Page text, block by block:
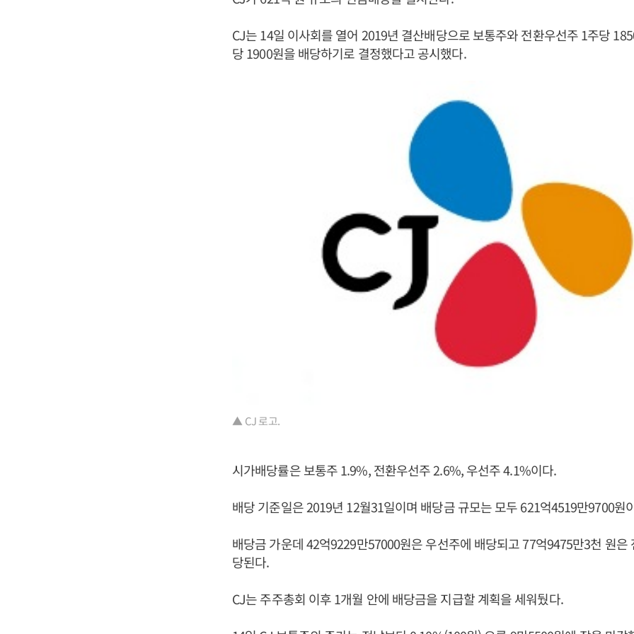
CJ는 14일 이사회를 열어 2019년 결산배당으로 보통주와 전환우선주 1주당
당 1900원을 배당하기로 결정했다고 공시했다.
▲ CJ 로고.
시가배당률은 보통주 1.9%, 전환우선주 2.6%, 우선주 4.1%이다.
배당 기준일은 2019년 12월31일이며 배당금 규모는 모두 621억4519만9700원
배당금 가운데 42억9229만57000원은 우선주에 배당되고 77억9475만3천 원은
당된다.
CJ는 주주총회 이후 1개월 안에 배당금을 지급할 계획을 세워뒀다.